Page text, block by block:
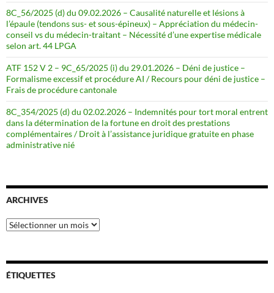
8C_56/2025 (d) du 09.02.2026 – Causalité naturelle et lésions à
l’épaule (tendons sus- et sous-épineux) – Appréciation du médecin-
conseil vs du médecin-traitant – Nécessité d’une expertise médicale
selon art. 44 LPGA
ATF 152 V 2 – 9C_65/2025 (i) du 29.01.2026 – Déni de justice –
Formalisme excessif et procédure AI / Recours pour déni de justice –
Frais de procédure cantonale
8C_354/2025 (d) du 02.02.2026 – Indemnités pour tort moral entrent
dans la détermination de la fortune en droit des prestations
complémentaires / Droit à l’assistance juridique gratuite en phase
administrative nié
ARCHIVES
Archives
ÉTIQUETTES